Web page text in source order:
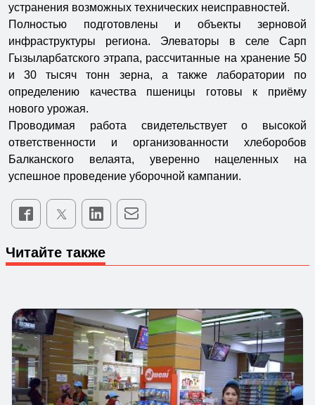
устранения возможных технических неисправностей.
Полностью подготовлены и объекты зерновой
инфраструктуры региона. Элеваторы в селе Сарп
Гызыларбатского этрапа, рассчитанные на хранение 50
и 30 тысяч тонн зерна, а также лаборатории по
определению качества пшеницы готовы к приёму
нового урожая.
Проводимая работа свидетельствует о высокой
ответственности и организованности хлеборобов
Балканского велаята, уверенно нацеленных на
успешное проведение уборочной кампании.
Читайте также